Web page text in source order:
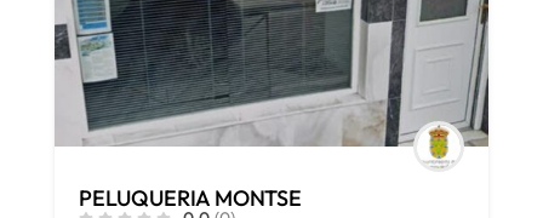
PELUQUERIA MONTSE